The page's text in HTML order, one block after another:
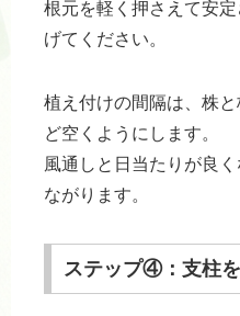
根元を軽く押さえて安
げてください。
植え付けの間隔は、株
ど空くようにします。
風通しと日当たりが良
ながります。
ステップ④：支柱